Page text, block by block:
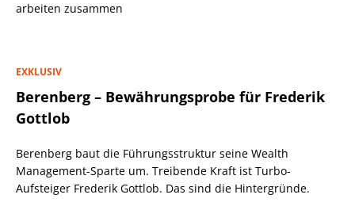
arbeiten zusammen
EXKLUSIV
Berenberg – Bewährungsprobe für Frederik
Gottlob
Berenberg baut die Führungsstruktur seine Wealth
Management-Sparte um. Treibende Kraft ist Turbo-
Aufsteiger Frederik Gottlob. Das sind die Hintergründe.